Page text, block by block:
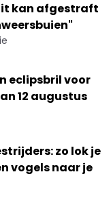
kan afgestraft
eclipsbril voor
12 augustus
zo lok je
vogels naar je